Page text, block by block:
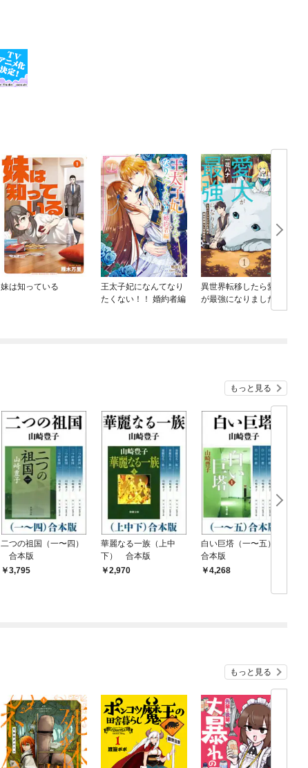
妹は知っている
王太子妃になんてなり
たくない！！ 婚約者編
異世界転移したら愛犬
が最強になりました ～
シルバーフェンリルと
もっと見る
二つの祖国（一〜四）
合本版
3,795
華麗なる一族（上中
下） 合本版
2,970
白い巨塔（一〜五）
合本版
4,268
もっと見る